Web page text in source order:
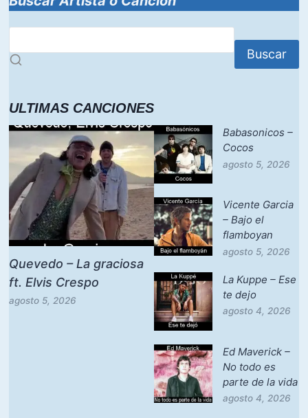
Buscar
ULTIMAS CANCIONES
Quevedo – La graciosa
ft. Elvis Crespo
agosto 5, 2026
Babasonicos –
Cocos
agosto 5, 2026
Vicente Garcia
– Bajo el
flamboyan
agosto 5, 2026
La Kuppe – Ese
te dejo
agosto 4, 2026
Ed Maverick –
No todo es
parte de la vida
agosto 4, 2026